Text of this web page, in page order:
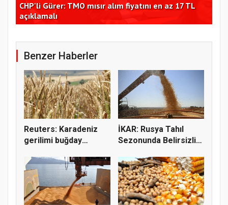
CHP'li Gürer: TMO mısır alım fiyatını en az 17 TL
açıklamalı
Benzer Haberler
Reuters: Karadeniz
gerilimi buğday
İKAR: Rusya Tahıl
Sezonunda Belirsizlik